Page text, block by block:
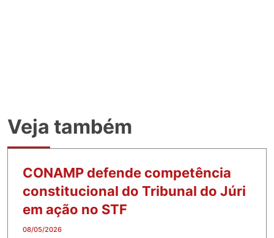
Veja também
CONAMP defende competência
constitucional do Tribunal do Júri
em ação no STF
08/05/2026